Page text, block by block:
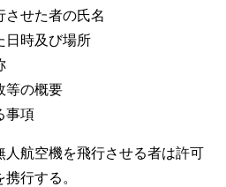
させた者の氏名
日時及び場所
等の概要
事項
航空機を飛行させる者は許可
行する。